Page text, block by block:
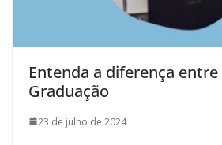
Entenda a diferença entre
Graduação
23 de julho de 2024